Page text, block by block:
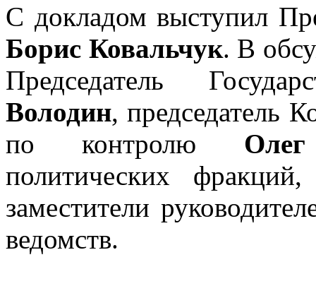
С докладом выступил
Борис Ковальчук. В
Председатель
Володин, председатель
по контролю
политических
заместители
ведомств.